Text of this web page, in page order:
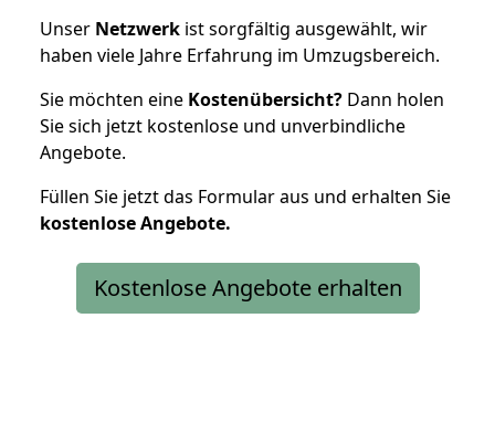
Unser Netzwerk ist sorgfältig ausgewählt, wir
haben viele Jahre Erfahrung im Umzugsbereich.
Sie möchten eine Kostenübersicht? Dann holen
Sie sich jetzt kostenlose und unverbindliche
Angebote.
Füllen Sie jetzt das Formular aus und erhalten Sie
kostenloseAngebote.
Kostenlose Angebote erhalten